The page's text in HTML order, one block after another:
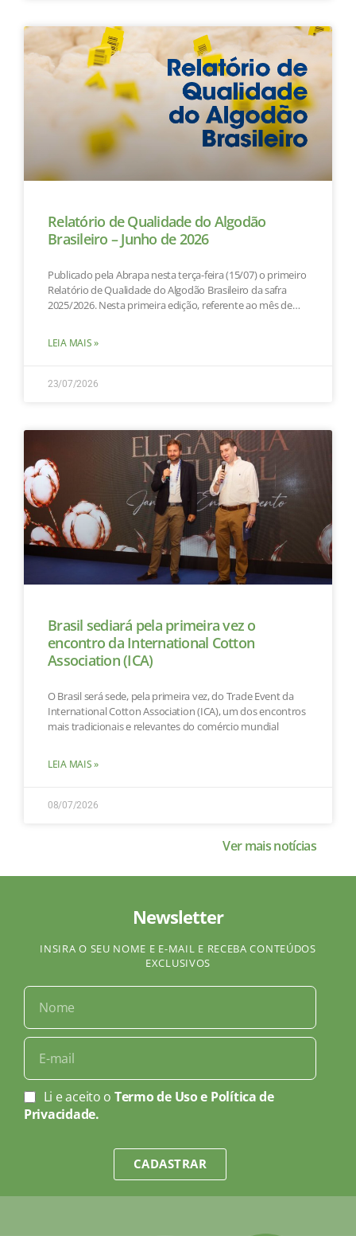
Relatório de Qualidade do Algodão
Brasileiro – Junho de 2026
Publicado pela Abrapa nesta terça-feira (15/07) o primeiro
Relatório de Qualidade do Algodão Brasileiro da safra
2025/2026. Nesta primeira edição, referente ao mês de
LEIA MAIS »
23/07/2026
Brasil sediará pela primeira vez o
encontro da International Cotton
Association (ICA)
O Brasil será sede, pela primeira vez, do Trade Event da
International Cotton Association (ICA), um dos encontros
mais tradicionais e relevantes do comércio mundial
LEIA MAIS »
08/07/2026
Ver mais notícias
Newsletter
INSIRA O SEU NOME E E-MAIL E RECEBA CONTEÚDOS
EXCLUSIVOS
Li e aceito o Termo de Uso e Política de
Privacidade.
CADASTRAR